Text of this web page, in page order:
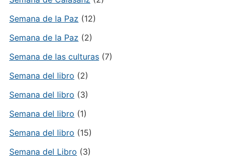
Semana de la Paz (12)
Semana de la Paz (2)
Semana de las culturas(7)
Semana del libro (2)
Semana del libro (3)
Semana del libro (1)
Semana del libro (15)
Semana del Libro (3)